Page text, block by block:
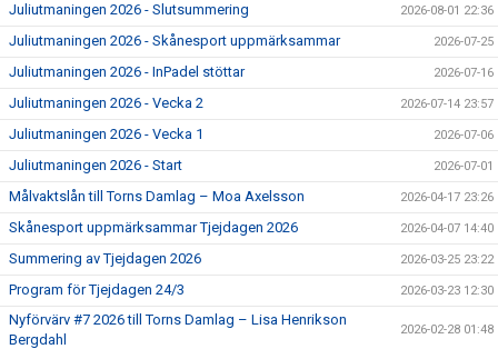
Juliutmaningen 2026 - Slutsummering 2026-08-01 22:36
Juliutmaningen 2026 - Skånesport uppmärksammar 2026-07-25
Juliutmaningen 2026 - InPadel stöttar 2026-07-16
Juliutmaningen 2026 - Vecka 2 2026-07-14 23:57
Juliutmaningen 2026 - Vecka 1 2026-07-06
Juliutmaningen 2026 - Start 2026-07-01
Målvaktslån till Torns Damlag – Moa Axelsson 2026-04-17 23:26
Skånesport uppmärksammar Tjejdagen 2026 2026-04-07 14:40
Summering av Tjejdagen 2026 2026-03-25 23:22
Program för Tjejdagen 24/3 2026-03-23 12:30
Nyförvärv #7 2026 till Torns Damlag – Lisa Henrikson
Bergdahl
2026-02-28 01:48